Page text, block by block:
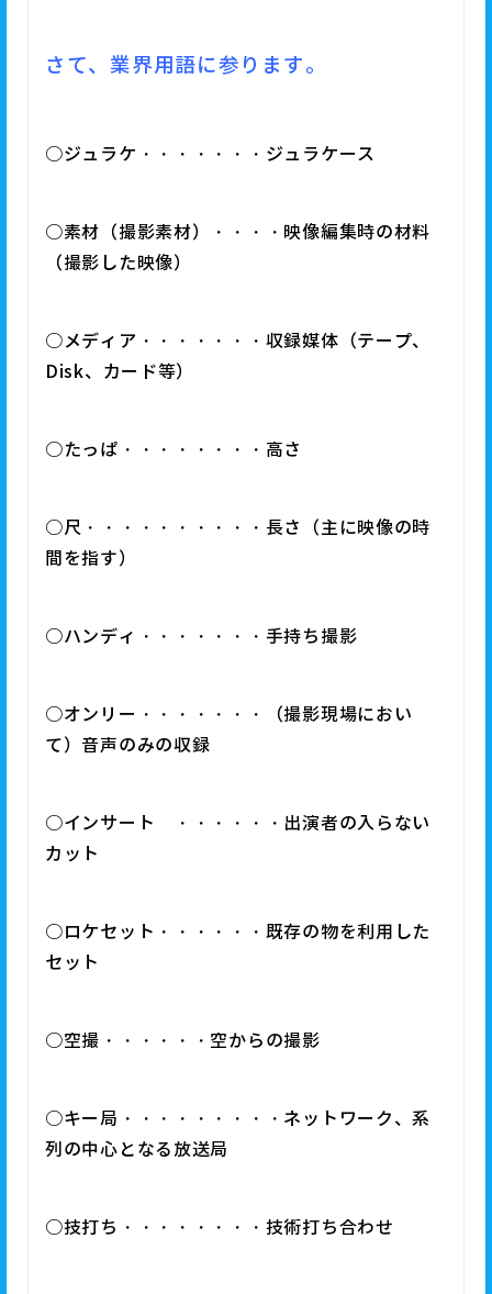
さて、業界用語に参ります。
○ジュラケ・・・・・・・ジュラケース
○素材（撮影素材）・・・・映像編集時の材料
（撮影した映像）
○メディア・・・・・・・収録媒体（テープ、
Disk、カード等）
○たっぱ・・・・・・・・高さ
○尺・・・・・・・・・・長さ（主に映像の時
間を指す）
○ハンディ・・・・・・・手持ち撮影
○オンリー・・・・・・・（撮影現場におい
て）音声のみの収録
○インサート ・・・・・・出演者の入らない
カット
○ロケセット・・・・・・既存の物を利用した
セット
○空撮・・・・・・空からの撮影
○キー局・・・・・・・・・ネットワーク、系
列の中心となる放送局
○技打ち・・・・・・・・技術打ち合わせ